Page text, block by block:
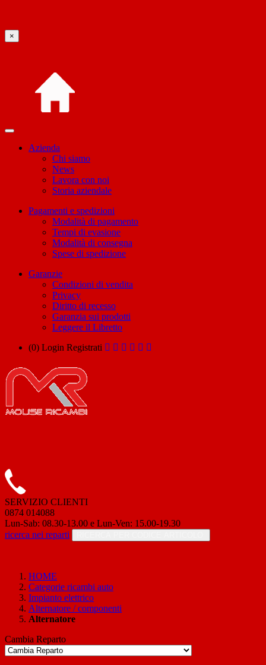
×
Azienda
Chi siamo
News
Lavora con noi
Storia aziendale
Pagamenti e spedizioni
Modalità di pagamento
Tempi di evasione
Modalità di consegna
Spese di spedizione
Garanzie
Condizioni di vendita
Privacy
Diritto di recesso
Garanzia sui prodotti
Leggere il Libretto
(0) Login Registrati
SERVIZIO CLIENTI
0874 014088
Lun-Sab: 08.30-13.00 e Lun-Ven: 15.00-19.30
ricerca nei reparti
HOME
Categorie ricambi auto
Impianto elettrico
Alternatore / componenti
Alternatore
Cambia Reparto